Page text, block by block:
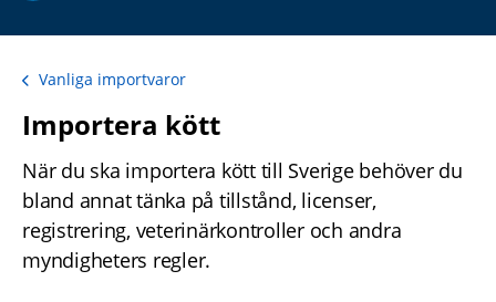
Vanliga importvaror
Importera kött
När du ska importera kött till Sverige behöver du
bland annat tänka på tillstånd, licenser,
registrering, veterinärkontroller och andra
myndigheters regler.